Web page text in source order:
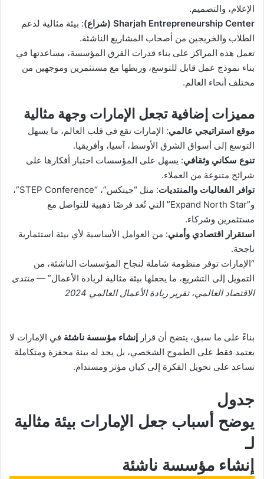
الإعلام، والتصميم.
Sharjah Entrepreneurship Center (شراع)
: بيئة مثالية لدعم
الطلاب والخريجين من أصحاب المشاريع الناشئة.
تعمل هذه المراكز على بناء قدرات الفرق المؤسسة، مساعدتها في
بناء نموذج عمل قابل للتوسع، وربطها مع مستثمرين وموجهين من
مختلف أنحاء العالم.
مميزات إضافية تجعل الإمارات وجهة مثالية
موقع استراتيجي عالمي: الإمارات تقع في قلب العالم، ما يسهل
التوسع إلى أسواق الشرق الأوسط، آسيا، وأفريقيا.
تنوع سكاني وثقافي: يسهل على المؤسسات اختبار أفكارها على
شرائح متنوعة من العملاء.
توافر الفعاليات والمنتديات
: مثل “جيتكس”، “STEP Conference”،
و”Expand North Star” التي تُعد فرصًا ذهبية للتواصل مع
مستثمرين وشركاء.
استقرار اقتصادي وأمني: من العوامل الأساسية لأي بيئة استثمارية
ناجحة.
“الإمارات توفر منظومة شاملة لنجاح المؤسسات الناشئة، من
التمويل إلى التشريع، ما يجعلها بيئة مثالية لريادة الأعمال” — منتدى
الاقتصاد العالمي، تقرير ريادة الأعمال العالمي 2024
بناءً على ما سبق، يتضح أن قرار إنشاء مؤسسة ناشئة في الإمارات لا
يعتمد فقط على الطموح الشخصي، بل يجد له بيئة محفزة ومتكاملة
تساعد على تحويل الفكرة إلى كيان مؤثر ومستدام.
جدول
يوضح أسباب جعل الإمارات بيئة مثالية
لـ
إنشاء مؤسسة ناشئة